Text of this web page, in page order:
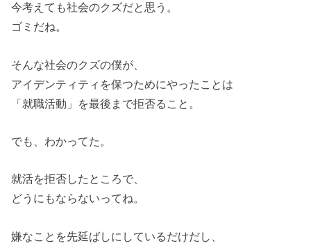
今考えても社会のクズだと思う。
ゴミだね。
そんな社会のクズの僕が、
アイデンティティを保つためにやったことは
「就職活動」を最後まで拒否ること。
でも、わかってた。
就活を拒否したところで、
どうにもならないってね。
嫌なことを先延ばしにしているだけだし、